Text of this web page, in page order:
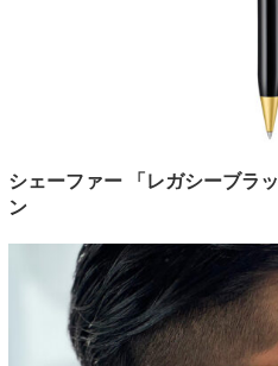
シェーファー 「レガシーブラ
ン